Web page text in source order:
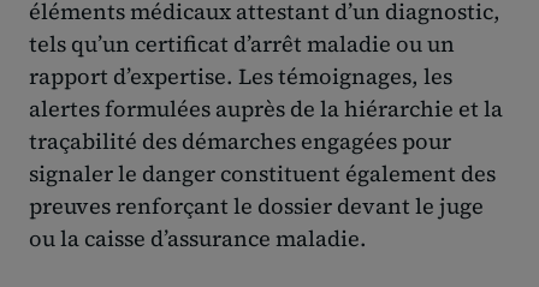
éléments médicaux attestant d’un diagnostic,
tels qu’un certificat d’arrêt maladie ou un
rapport d’expertise. Les témoignages, les
alertes formulées auprès de la hiérarchie et la
traçabilité des démarches engagées pour
signaler le danger constituent également des
preuves renforçant le dossier devant le juge
ou la caisse d’assurance maladie.